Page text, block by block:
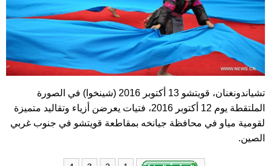
تشياندونغنان، قويتشو 13 أكتوبر 2016 (شينخوا) في الصورة
الملتقطة يوم 12 أكتوبر 2016، فتيات يعرضن أزياء وتقاليد متميزة
لقومية مياو في محافظة جيانخه بمقاطعة قويتشو في جنوب غربي
الصين.